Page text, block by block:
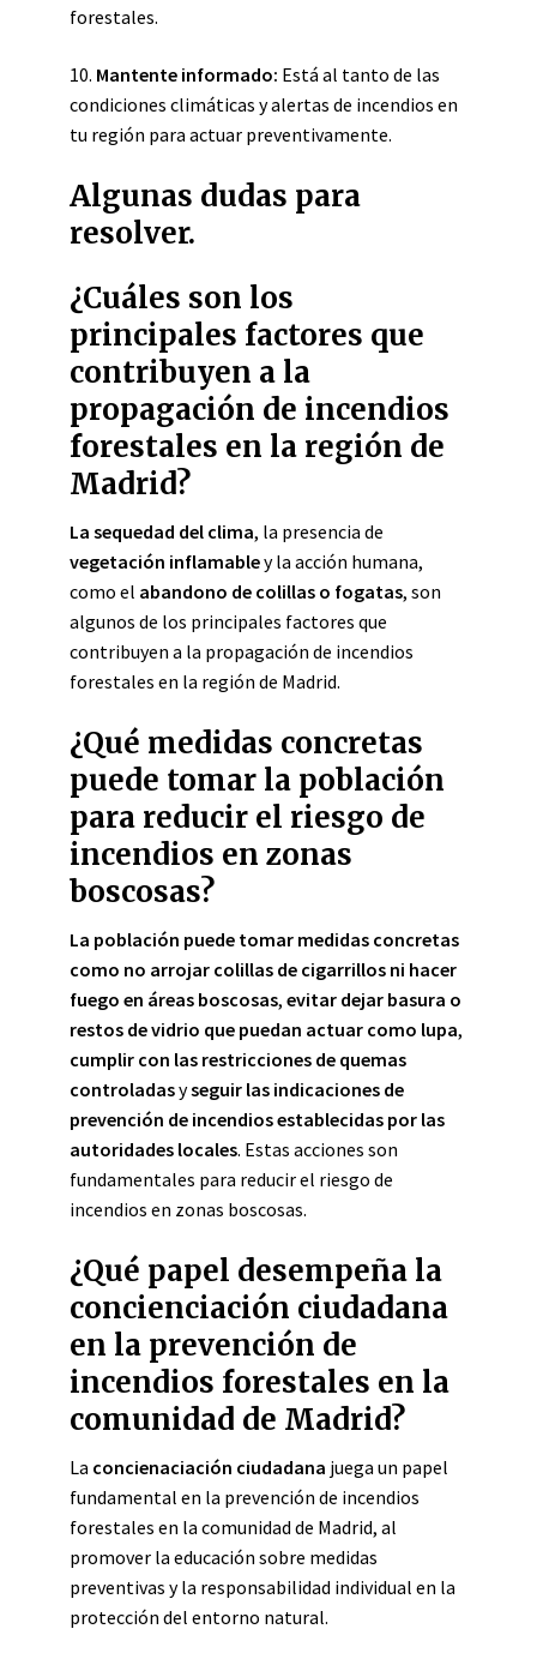
forestales.
10. Mantente informado: Está al tanto de las
condiciones climáticas y alertas de incendios en
tu región para actuar preventivamente.
Algunas dudas para
resolver.
¿Cuáles son los
principales factores que
contribuyen a la
propagación de incendios
forestales en la región de
Madrid?
La sequedad del clima, la presencia de
vegetación inflamabley la acción humana,
como el abandono de colillas o fogatas, son
algunos de los principales factores que
contribuyen a la propagación de incendios
forestales en la región de Madrid.
¿Qué medidas concretas
puede tomar la población
para reducir el riesgo de
incendios en zonas
boscosas?
La población puede tomar medidas concretas
como no arrojar colillas de cigarrillos ni hacer
fuego en áreas boscosas, evitar dejar basura o
restos de vidrio que puedan actuar como lupa,
cumplir con las restricciones de quemas
controladasyseguir las indicaciones de
prevención de incendios establecidas por las
autoridades locales. Estas acciones son
fundamentales para reducir el riesgo de
incendios en zonas boscosas.
¿Qué papel desempeña la
concienciación ciudadana
en la prevención de
incendios forestales en la
comunidad de Madrid?
La concienaciación ciudadana juega un papel
fundamental en la prevención de incendios
forestales en la comunidad de Madrid, al
promover la educación sobre medidas
preventivas y la responsabilidad individual en la
protección del entorno natural.